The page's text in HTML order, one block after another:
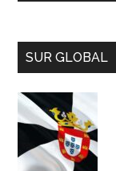
SUR GLOBAL